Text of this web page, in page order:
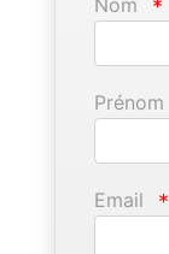
*
Prénom
Email *